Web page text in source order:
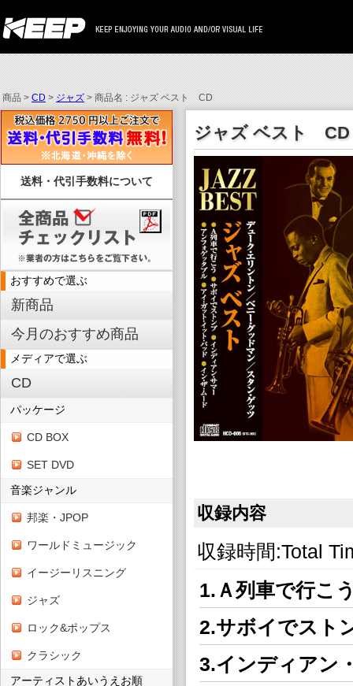
商品 >CD>ジャズ> 商品名 : ジャズ ベスト CD
送料・代引手数料について
おすすめで選ぶ
新商品
今月のおすすめ商品
メディアで選ぶ
CD
パッケージ
CD BOX
SET DVD
音楽ジャンル
邦楽・JPOP
ワールドミュージック
イージーリスニング
ジャズ
ロック&ポップス
クラシック
アーティストあいうえお順
ジャズ ベスト CD
収録内容
収録時間:Total
1.Ａ列車で行こ
2.サボイでスト
3.インディアン